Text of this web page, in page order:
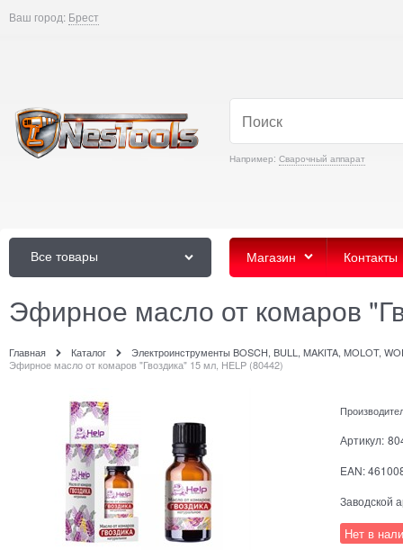
Ваш город: Брест
Например: Сварочный аппарат
Все товары Магазин Контакты
Эфирное масло от комаров
Главная Каталог
Электроинструменты BOSCH, BULL, MAKITA, MOLOT,
Эфирное масло от комаров "Гвоздика" 15 мл, HELP (80442)
Артикул:
EAN:
Заводской
Нет в